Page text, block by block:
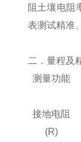
阻土壤电阻
表测试精准
二．量程及
测量功能
接地电阻
(R)